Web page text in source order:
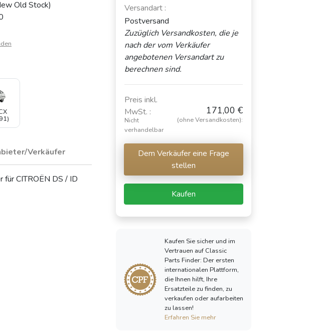
Old Stock)
Verkäufer
CITROËN DS / ID
Versandart :
Postversand
Zuzüglich Versandkosten, die je
nach der vom Verkäufer
angebotenen Versandart zu
berechnen sind.
Preis inkl.
MwSt. :
Nicht
verhandelbar
171,00 €
(ohne Versandkosten):
Dem Verkäufer eine Frage
stellen
Kaufen
Kaufen Sie sicher und im
Vertrauen auf Classic
Parts Finder: Der ersten
internationalen Plattform,
die Ihnen hilft, Ihre
Ersatzteile zu finden, zu
verkaufen oder aufarbeiten
zu lassen!
Erfahren Sie mehr